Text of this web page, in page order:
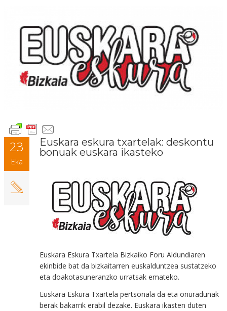
23
Eka
Euskara eskura txartelak: deskontu
bonuak euskara ikasteko
Euskara Eskura Txartela Bizkaiko Foru Aldundiaren
ekinbide bat da bizkaitarren euskalduntzea sustatzeko
eta doakotasuneranzko urratsak emateko.
Euskara Eskura Txartela pertsonala da eta onuradunak
berak bakarrik erabil dezake. Euskara ikasten duten